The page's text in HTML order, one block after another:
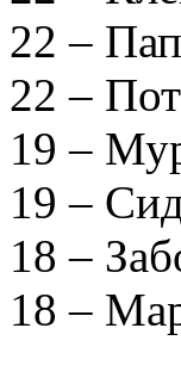
22 –
22 –
19 –
19 –
18 –
18 –